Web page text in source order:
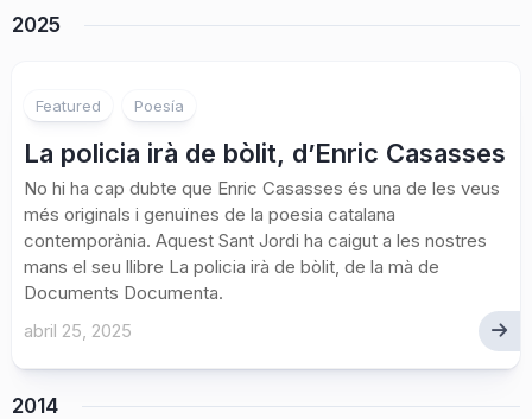
2025
Featured Poesía
La policia irà de bòlit, d’Enric Casasses
No hi ha cap dubte que Enric Casasses és una de les veus
més originals i genuïnes de la poesia catalana
contemporània. Aquest Sant Jordi ha caigut a les nostres
mans el seu llibre La policia irà de bòlit, de la mà de
Documents Documenta.
abril 25, 2025
2014